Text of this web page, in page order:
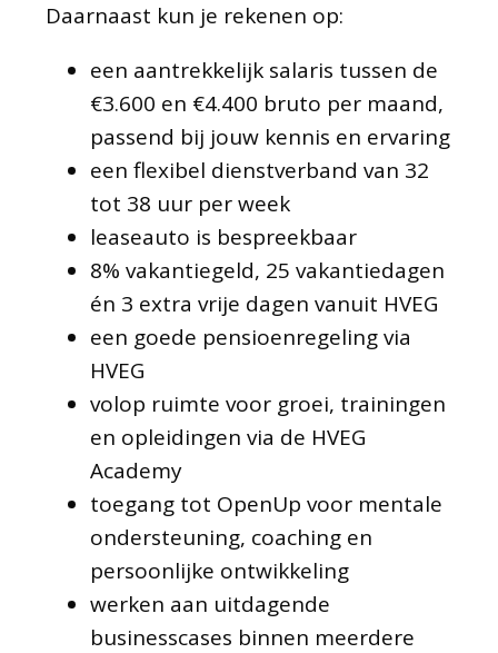
Daarnaast kun je rekenen op:
een aantrekkelijk salaris tussen de
€3.600 en €4.400 bruto per maand,
passend bij jouw kennis en ervaring
een flexibel dienstverband van 32
tot 38 uur per week
leaseauto is bespreekbaar
8% vakantiegeld, 25 vakantiedagen
én 3 extra vrije dagen vanuit HVEG
een goede pensioenregeling via
HVEG
volop ruimte voor groei, trainingen
en opleidingen via de HVEG
Academy
toegang tot OpenUp voor mentale
ondersteuning, coaching en
persoonlijke ontwikkeling
werken aan uitdagende
businesscases binnen meerdere